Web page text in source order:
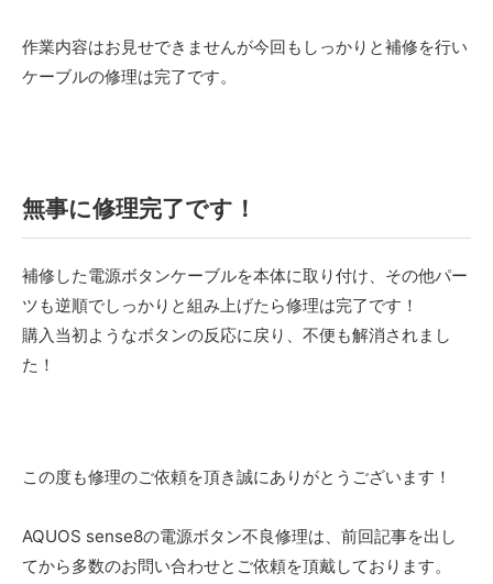
作業内容はお見せできませんが今回もしっかりと補修を行い
ケーブルの修理は完了です。
無事に修理完了です！
補修した電源ボタンケーブルを本体に取り付け、その他パー
ツも逆順でしっかりと組み上げたら修理は完了です！
購入当初ようなボタンの反応に戻り、不便も解消されまし
た！
この度も修理のご依頼を頂き誠にありがとうございます！
AQUOS sense8の電源ボタン不良修理は、前回記事を出し
てから多数のお問い合わせとご依頼を頂戴しております。